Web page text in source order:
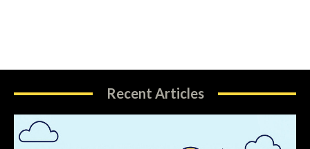
Recent Articles